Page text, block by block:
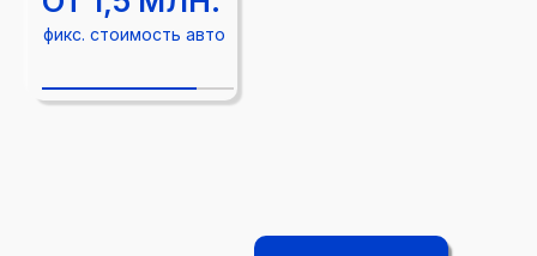
фикс. стоимость авто